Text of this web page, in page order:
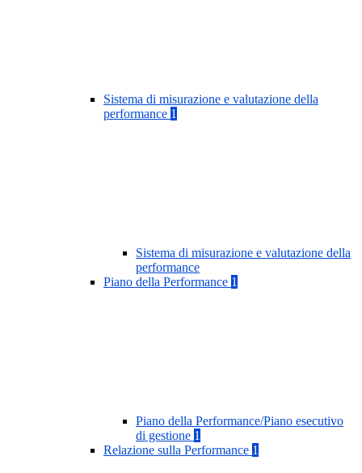
Sistema di misurazione e valutazione della
performance 1
Sistema di misurazione e valutazione della
performance
Piano della Performance 1
Piano della Performance/Piano esecutivo
di gestione 1
Relazione sulla Performance 1